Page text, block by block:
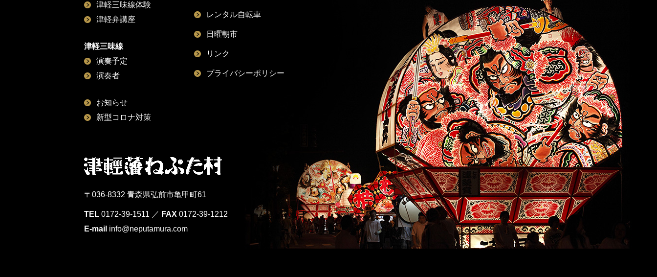
津軽三味線体験
津軽弁講座
津軽三味線
演奏予定
演奏者
お知らせ
新型コロナ対策
レンタル自転車
日曜朝市
リンク
プライバシーポリシー
〒036-8332 青森県弘前市亀甲町61
TEL 0172-39-1511 ／ FAX 0172-39-1212
E-mail info@neputamura.com